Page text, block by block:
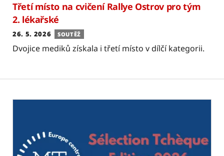
Třetí místo na cvičení Rallye Ostrov pro tým
2. lékařské
26. 5. 2026 SOUTĚŽ
Dvojice mediků získala i třetí místo v dílčí kategorii.